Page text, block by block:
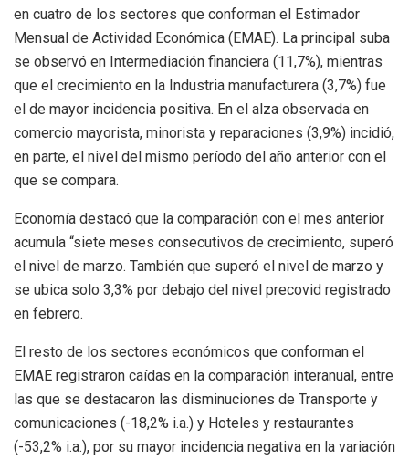
en cuatro de los sectores que conforman el Estimador
Mensual de Actividad Económica (EMAE). La principal suba
se observó en Intermediación financiera (11,7%), mientras
que el crecimiento en la Industria manufacturera (3,7%) fue
el de mayor incidencia positiva. En el alza observada en
comercio mayorista, minorista y reparaciones (3,9%) incidió,
en parte, el nivel del mismo período del año anterior con el
que se compara.
Economía destacó que la comparación con el mes anterior
acumula “siete meses consecutivos de crecimiento, superó
el nivel de marzo. También que superó el nivel de marzo y
se ubica solo 3,3% por debajo del nivel precovid registrado
en febrero.
El resto de los sectores económicos que conforman el
EMAE registraron caídas en la comparación interanual, entre
las que se destacaron las disminuciones de Transporte y
comunicaciones (-18,2% i.a.) y Hoteles y restaurantes
(-53,2% i.a.), por su mayor incidencia negativa en la variación